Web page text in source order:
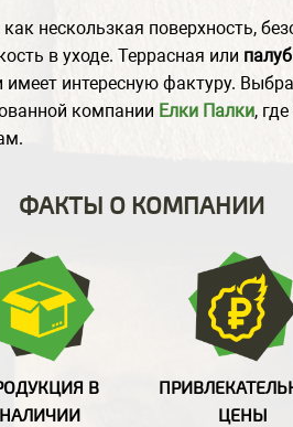
нескользкая поверхность,
в уходе. Террасная или
интересную фактуру.
компании Елки Палки,
ФАКТЫ О КОМПАНИИ
В
НАЛИЧИИ
ЦЕНЫ